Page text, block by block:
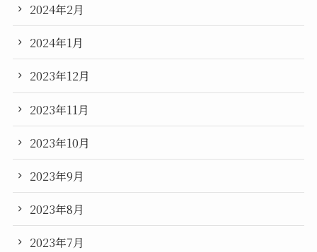
2024年2月
2024年1月
2023年12月
2023年11月
2023年10月
2023年9月
2023年8月
2023年7月